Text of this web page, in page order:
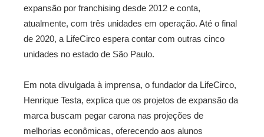
expansão por franchising desde 2012 e conta,
atualmente, com três unidades em operação. Até o final
de 2020, a LifeCirco espera contar com outras cinco
unidades no estado de São Paulo.
Em nota divulgada à imprensa, o fundador da LifeCirco,
Henrique Testa, explica que os projetos de expansão da
marca buscam pegar carona nas projeções de
melhorias econômicas, oferecendo aos alunos